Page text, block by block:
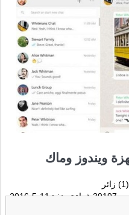
ويندوز وماك
1) زائر
39197 قراءة منذ :
11-5-2016